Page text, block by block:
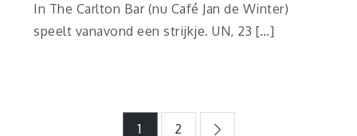
In The Carlton Bar (nu Café Jan de Winter)
speelt vanavond een strijkje. UN, 23 […]
1 2